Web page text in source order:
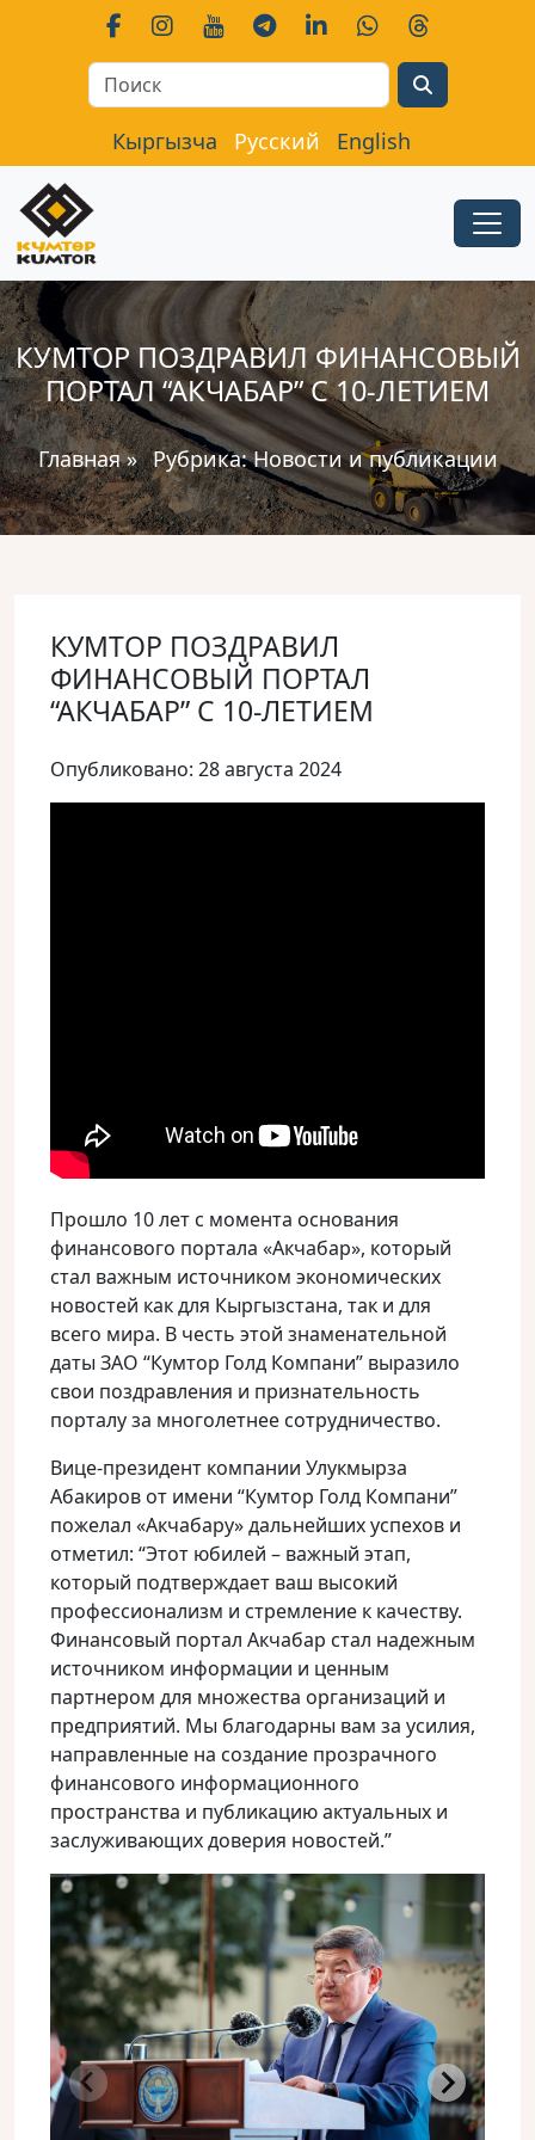
Кыргызча Русский English
КУМТОР ПОЗДРАВИЛ ФИНАНСОВЫЙ
ПОРТАЛ “АКЧАБАР” С 10-ЛЕТИЕМ
Главная» Рубрика:Новости и публикации
КУМТОР ПОЗДРАВИЛ
ФИНАНСОВЫЙ ПОРТАЛ
“АКЧАБАР” С 10-ЛЕТИЕМ
Опубликовано: 28 августа 2024
Прошло 10 лет с момента основания
финансового портала «Акчабар», который
стал важным источником экономических
новостей как для Кыргызстана, так и для
всего мира. В честь этой знаменательной
даты ЗАО “Кумтор Голд Компани” выразило
свои поздравления и признательность
порталу за многолетнее сотрудничество.
Вице-президент компании Улукмырза
Абакиров от имени “Кумтор Голд Компани”
пожелал «Акчабару» дальнейших успехов и
отметил: “Этот юбилей – важный этап,
который подтверждает ваш высокий
профессионализм и стремление к качеству.
Финансовый портал Акчабар стал надежным
источником информации и ценным
партнером для множества организаций и
предприятий. Мы благодарны вам за усилия,
направленные на создание прозрачного
финансового информационного
пространства и публикацию актуальных и
заслуживающих доверия новостей.”